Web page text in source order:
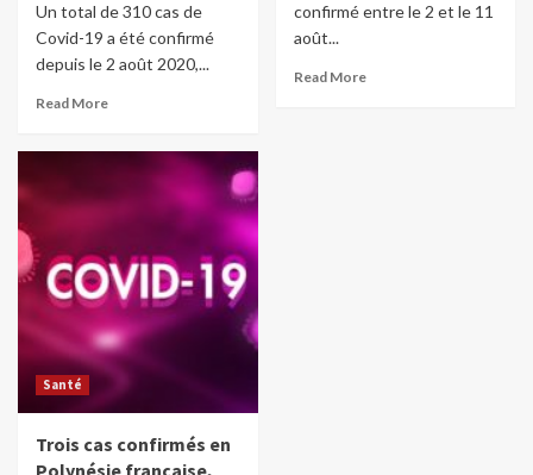
Un total de 310 cas de
Covid-19 a été confirmé
depuis le 2 août 2020,...
Read More
confirmé entre le 2 et le 11
août...
Read More
Santé
Trois cas confirmés en